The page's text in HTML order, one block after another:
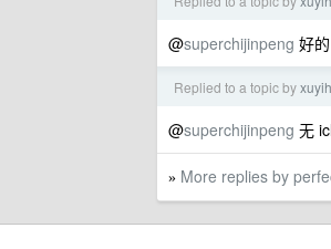
@superchijinpeng 好的
Replied to a topic by
@superchijinpeng 无
» More replies by